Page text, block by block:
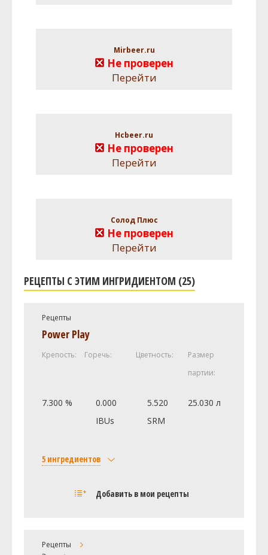
Mirbeer.ru
Не проверен
Перейти
Hcbeer.ru
Не проверен
Перейти
Солод Плюс
Не проверен
Перейти
РЕЦЕПТЫ С ЭТИМ ИНГРИДИЕНТОМ (25)
Рецепты
Добавить в мои рецепты
Power Play
Крепость: Горечь: Цветность:
Размер
партии:
7.300 %
0.000
IBUs
5.520
SRM
25.030 л
5 ингредиентов
Brewers Malt 2-Row
Рецепты